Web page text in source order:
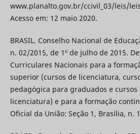
www.planalto.gov.br/ccivil_03/leis/
Acesso em: 12 maio 2020.
BRASIL. Conselho Nacional de
n. 02/2015, de 1º de julho de 2015.
Curriculares Nacionais para a
superior (cursos de licenciatura,
pedagógica para graduados e cursos
licenciatura) e para a formação
Oficial da União: Seção 1, Brasília, n.